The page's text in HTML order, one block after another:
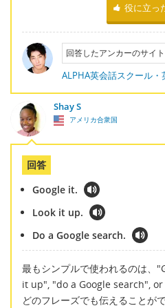
役に立っ
回答したアンカーのサイト
ALPHA英会話スクール・
Shay S
アメリカ合衆国
回答
Google it.
Look it up.
Do a Google search.
最もシンプルで使われるのは、
it up", "do a Google search",
どのフレーズでも伝えることがで